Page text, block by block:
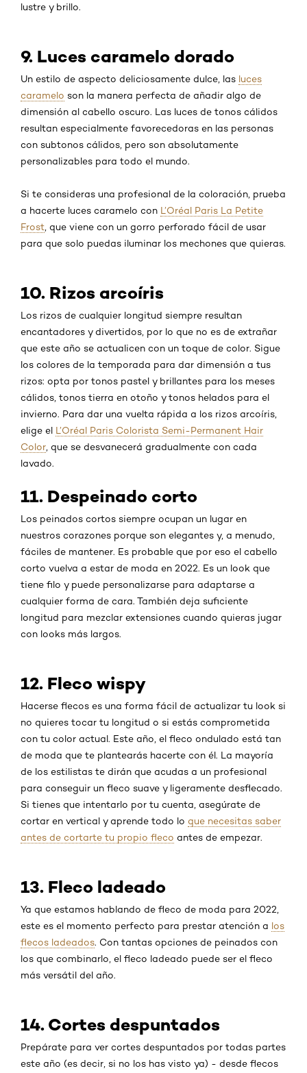
lustre y brillo.
9. Luces caramelo dorado
Un estilo de aspecto deliciosamente dulce, las luces
caramelo son la manera perfecta de añadir algo de
dimensión al cabello oscuro. Las luces de tonos cálidos
resultan especialmente favorecedoras en las personas
con subtonos cálidos, pero son absolutamente
personalizables para todo el mundo.
Si te consideras una profesional de la coloración, prueba
a hacerte luces caramelo con L’Oréal Paris La Petite
Frost , que viene con un gorro perforado fácil de usar
para que solo puedas iluminar los mechones que quieras.
10. Rizos arcoíris
Los rizos de cualquier longitud siempre resultan
encantadores y divertidos, por lo que no es de extrañar
que este año se actualicen con un toque de color. Sigue
los colores de la temporada para dar dimensión a tus
rizos: opta por tonos pastel y brillantes para los meses
cálidos, tonos tierra en otoño y tonos helados para el
invierno. Para dar una vuelta rápida a los rizos arcoíris,
elige el L’Oréal Paris Colorista Semi-Permanent Hair
Color , que se desvanecerá gradualmente con cada
lavado.
11. Despeinado corto
Los peinados cortos siempre ocupan un lugar en
nuestros corazones porque son elegantes y, a menudo,
fáciles de mantener. Es probable que por eso el cabello
corto vuelva a estar de moda en 2022. Es un look que
tiene filo y puede personalizarse para adaptarse a
cualquier forma de cara. También deja suficiente
longitud para mezclar extensiones cuando quieras jugar
con looks más largos.
12. Fleco wispy
Hacerse flecos es una forma fácil de actualizar tu look si
no quieres tocar tu longitud o si estás comprometida
con tu color actual. Este año, el fleco ondulado está tan
de moda que te plantearás hacerte con él. La mayoría
de los estilistas te dirán que acudas a un profesional
para conseguir un fleco suave y ligeramente desflecado.
Si tienes que intentarlo por tu cuenta, asegúrate de
cortar en vertical y aprende todo lo que necesitas saber
antes de cortarte tu propio fleco antes de empezar.
13. Fleco ladeado
Ya que estamos hablando de fleco de moda para 2022,
este es el momento perfecto para prestar atención a los
flecos ladeados. Con tantas opciones de peinados con
los que combinarlo, el fleco ladeado puede ser el fleco
más versátil del año.
14. Cortes despuntados
Prepárate para ver cortes despuntados por todas partes
este año (es decir, si no los has visto ya) - desde flecos